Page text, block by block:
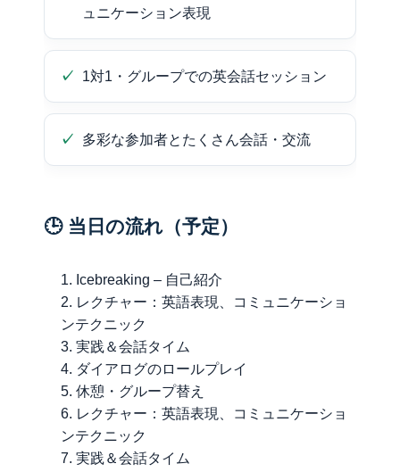
ュニケーション表現
1対1・グループでの英会話セッション
多彩な参加者とたくさん会話・交流
🕒 当日の流れ（予定）
Icebreaking – 自己紹介
レクチャー：英語表現、コミュニケーショ
ンテクニック
実践＆会話タイム
ダイアログのロールプレイ
休憩・グループ替え
レクチャー：英語表現、コミュニケーショ
ンテクニック
実践＆会話タイム